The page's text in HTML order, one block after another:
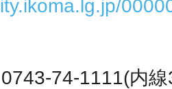
74-1111(内
シモキ